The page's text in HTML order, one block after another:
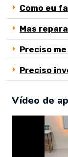
Como eu
Mas
Preciso
Preciso
Vídeo de